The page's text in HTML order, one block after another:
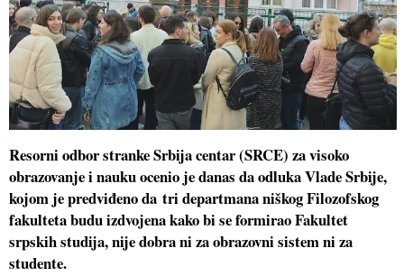
Resorni odbor stranke Srbija centar (SRCE) za visoko
obrazovanje i nauku ocenio je danas da odluka Vlade Srbije,
kojom je predviđeno da tri departmana niškog Filozofskog
fakulteta budu izdvojena kako bi se formirao Fakultet
srpskih studija, nije dobra ni za obrazovni sistem ni za
studente.